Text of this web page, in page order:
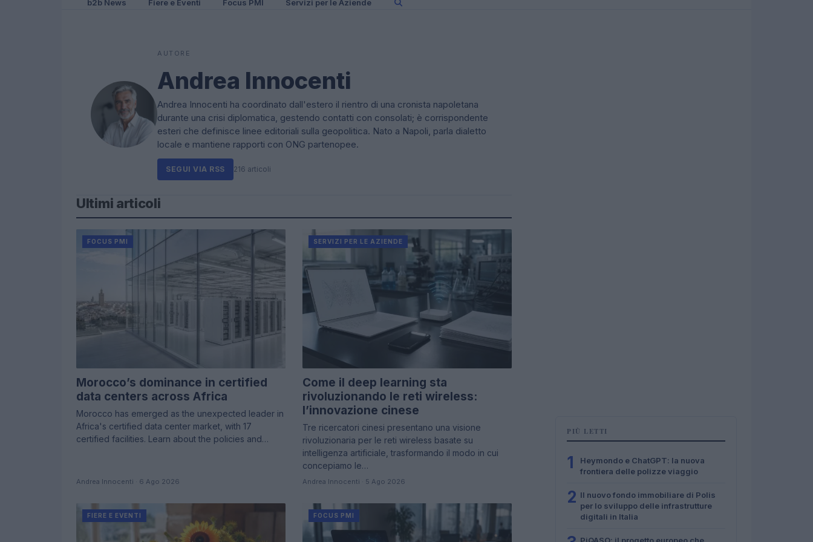
b2b News Fiere e Eventi Focus PMI Servizi per le Aziende
AUTORE
Andrea Innocenti
Andrea Innocenti ha coordinato dall'estero il rientro di una cronista napoletana
durante una crisi diplomatica, gestendo contatti con consolati; è corrispondente
esteri che definisce linee editoriali sulla geopolitica. Nato a Napoli, parla dialetto
locale e mantiene rapporti con ONG partenopee.
SEGUI VIA RSS 216 articoli
Ultimi articoli
FOCUS PMI
Morocco’s dominance in certified
data centers across Africa
Morocco has emerged as the unexpected leader in
Africa's certified data center market, with 17
certified facilities. Learn about the policies and…
Andrea Innocenti · 6 Ago 2026
SERVIZI PER LE AZIENDE
Come il deep learning sta
rivoluzionando le reti wireless:
l’innovazione cinese
Tre ricercatori cinesi presentano una visione
rivoluzionaria per le reti wireless basate su
intelligenza artificiale, trasformando il modo in cui
concepiamo le…
Andrea Innocenti · 5 Ago 2026
FIERE E EVENTI FOCUS PMI
PIÙ LETTI
1
Heymondo e ChatGPT: la nuova
frontiera delle polizze viaggio
2 Il nuovo fondo immobiliare di Polis
per lo sviluppo delle infrastrutture
digitali in Italia